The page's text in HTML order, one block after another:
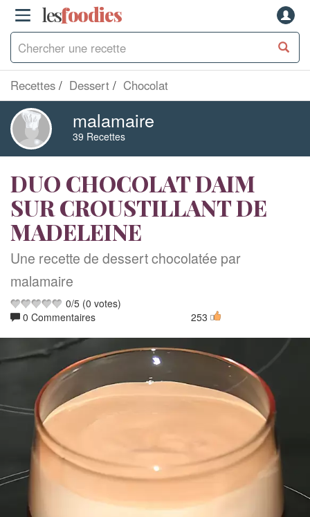
lesfoodies
Recettes Dessert Chocolat
malamaire
39 Recettes
DUO CHOCOLAT DAIM
SUR CROUSTILLANT DE
MADELEINE
Une recette de dessert chocolatée par
malamaire
0/5 (0 votes)
0 Commentaires
253